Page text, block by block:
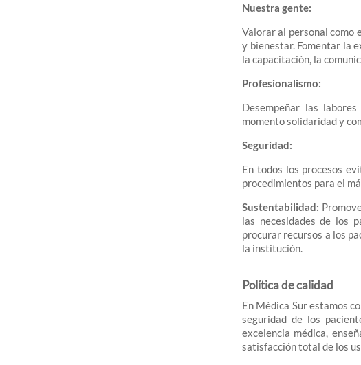
Nuestra gente:
Valorar al personal como
y bienestar. Fomentar la
la capacitación, la
Profesionalismo:
Desempeñar las
momento solidaridad y
Seguridad:
En todos los procesos
procedimientos para el
Sustentabilidad:
las necesidades de los
procurar recursos a los
la institución.
Política de calidad
En Médica Sur estamos
seguridad de los
excelencia médica,
satisfacción total de los